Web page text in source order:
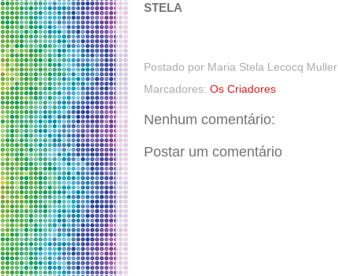
STELA
Postado por Maria Stela Lecocq Muller
Marcadores: Os Criadores
Nenhum comentário:
Postar um comentário